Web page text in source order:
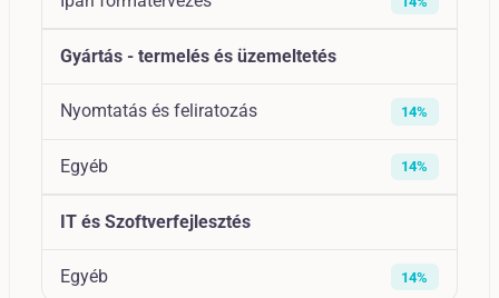
Gyártás - termelés és üzemeltetés
Nyomtatás és feliratozás 14%
Egyéb 14%
IT és Szoftverfejlesztés
Egyéb 14%